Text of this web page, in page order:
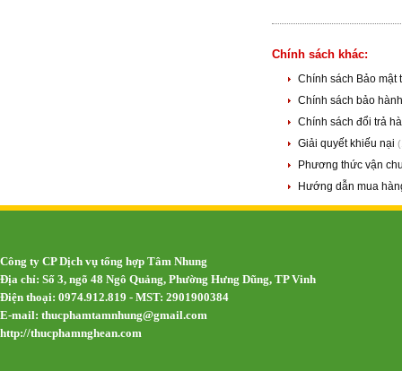
Chính sách khác:
Chính sách Bảo mật
Chính sách bảo
Chính sách đổi trả
Giải quyết khiếu nại
Phương thức vận
Hướng dẫn mua
Công ty CP Dịch vụ tổng hợp Tâm Nhung
Địa chỉ: Số 3, ngõ 48 Ngô Quảng, Phường Hưng Dũng, TP Vinh
Điện thoại: 0974.912.819 - MST: 2901900384
E-mail: thucphamtamnhung@gmail.com
http://thucphamnghean.com